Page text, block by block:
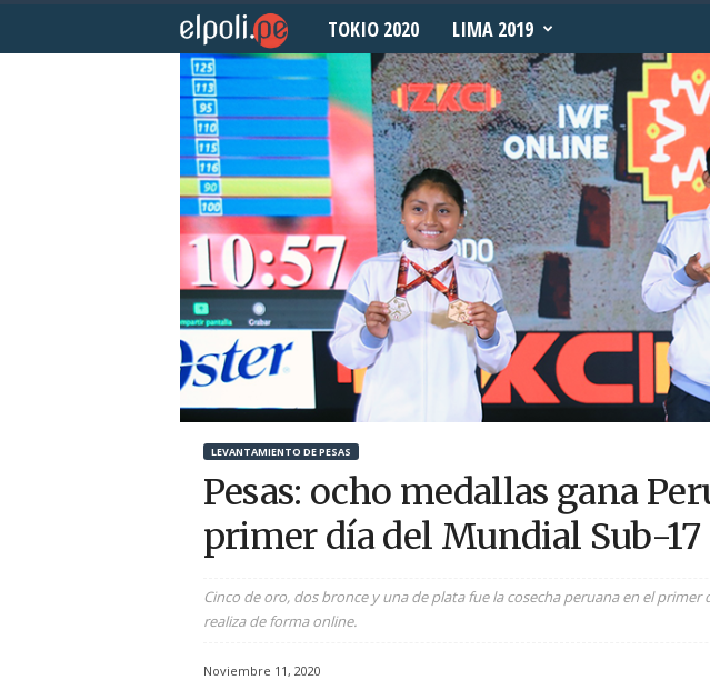
l
P
o
l
i
e
p
v
TOKIO 2020 LIMA 2019
LEVANTAMIENTO DE PESAS
Pesas: ocho medallas gana
primer día del Mundial Sub-17
Cinco de oro, dos bronce y una de plata fue la cosecha peruana en el
realiza de forma online.
Noviembre 11, 2020